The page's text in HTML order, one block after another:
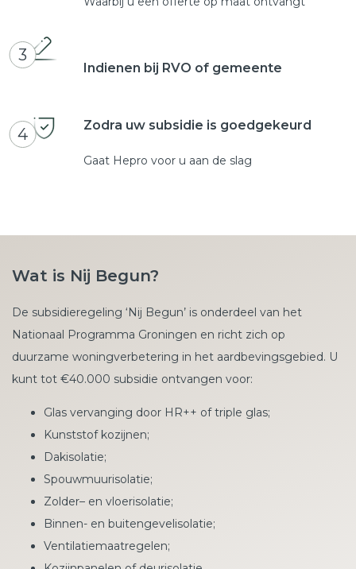
3
Indienen bij RVO of gemeente
4 Zodra uw subsidie is goedgekeurd
Gaat Hepro voor u aan de slag
Wat is Nij Begun?
De subsidieregeling ‘Nij Begun’ is onderdeel van het
Nationaal Programma Groningen en richt zich op
duurzame woningverbetering in het aardbevingsgebied. U
kunt tot €40.000 subsidie ontvangen voor:
Glas vervanging door HR++ of triple glas;
Kunststof kozijnen;
Dakisolatie;
Spouwmuurisolatie;
Zolder– en vloerisolatie;
Binnen- en buitengevelisolatie;
Ventilatiemaatregelen;